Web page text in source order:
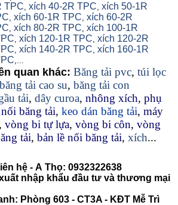
TPC, xích 40-2R TPC, xích 50-1R
, xích 60-1R TPC, xích 60-2R
, xích 80-2R TPC, xích 100-1R
, xích 120-1R TPC, xích 120-2R
, xích 140-2R TPC, xích 160-1R
,...
quan khác: Băng tải pvc, túi lọc
băng tải cao su, băng tải con
tải, dây curoa, nhông xích, phụ
băng tải, keo dán băng tải, máy
, vòng bi tự lựa, vòng bi côn, vòng
tải, bản lề nối băng tải, xích...
hệ - A Thọ: 0932322638
nhập khẩu đầu tư và thương mại
Phòng 603 - CT3A - KĐT Mễ Trì